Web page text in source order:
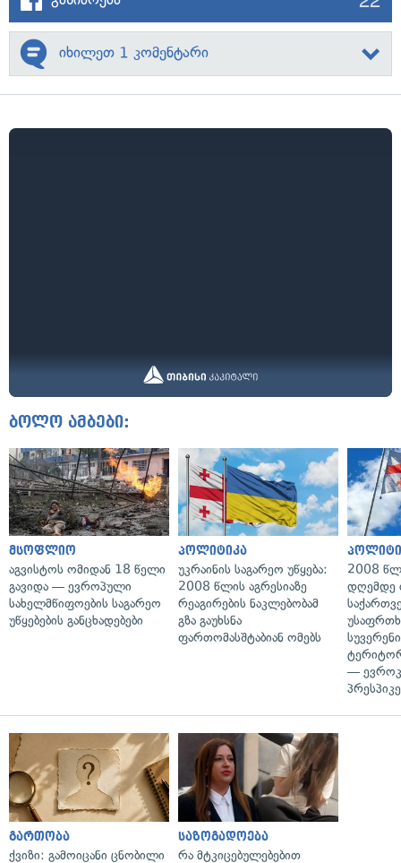
იხილეთ 1 კომენტარი
ბოლო ამბები:
მსოფლიო
აგვისტოს ომიდან 18 წელი
გავიდა — ევროპული
სახელმწიფოების საგარეო
უწყებების განცხადებები
პოლიტიკა
უკრაინის საგარეო უწყება:
2008 წლის აგრესიაზე
რეაგირების ნაკლებობამ
გზა გაუხსნა
ფართომასშტაბიან ომებს
2008
დღემდე
—
გართობა
ქვიზი: გამოიცანი ცნობილი
საზოგადოება
რა მტკიცებულებებით